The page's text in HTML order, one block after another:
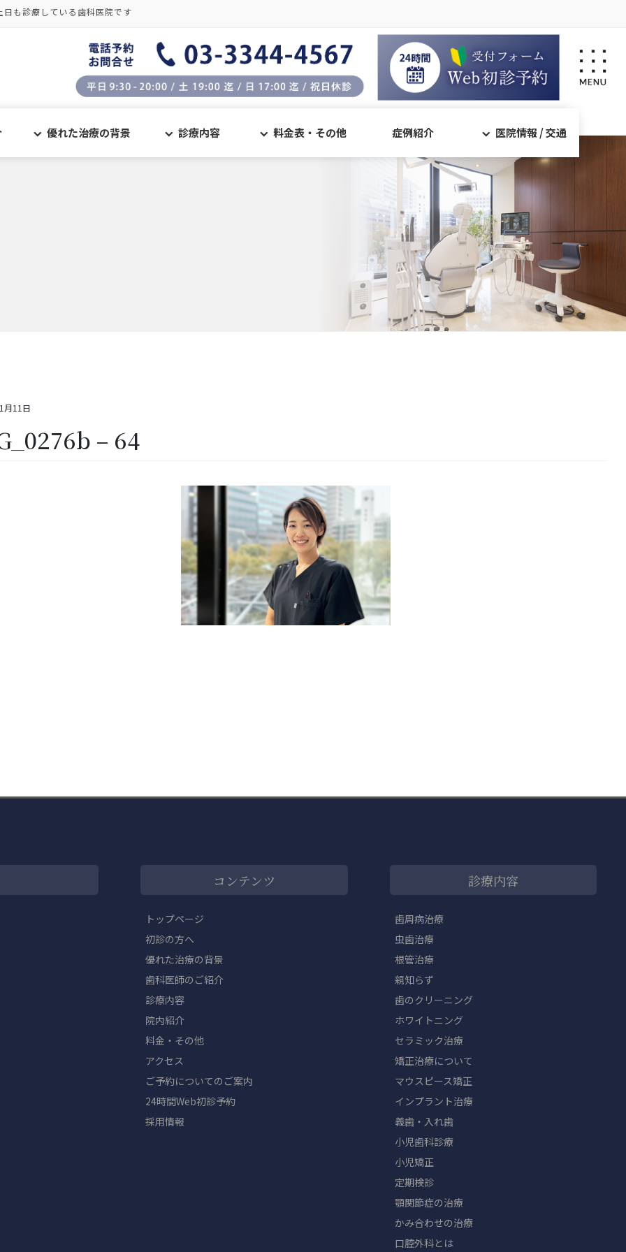
も診療している歯科医院です
優れた治療の背景 診療内容 料金表・その他 症例紹介 医院情報 / 交通
月11日
– 64
コンテンツ
トップページ
初診の方へ
優れた治療の背景
歯科医師のご紹介
診療内容
院内紹介
料金・その他
アクセス
ご予約についてのご案内
24時間Web初診予約
採用情報
診療内容
歯周病治療
虫歯治療
根管治療
親知らず
歯のクリーニング
ホワイトニング
セラミック治療
矯正治療について
マウスピース矯正
インプラント治療
義歯・入れ歯
小児歯科診療
小児矯正
定期検診
顎関節症の治療
かみ合わせの治療
口腔外科とは